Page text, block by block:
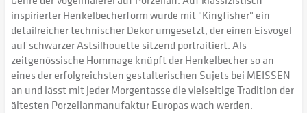
inspirierter Henkelbecherform wurde mit "Kingfisher" ein
detailreicher technischer Dekor umgesetzt, der einen Eisvogel
auf schwarzer Astsilhouette sitzend portraitiert. Als
zeitgenössische Hommage knüpft der Henkelbecher so an
eines der erfolgreichsten gestalterischen Sujets bei MEISSEN
an und lässt mit jeder Morgentasse die vielseitige Tradition der
ältesten Porzellanmanufaktur Europas wach werden.